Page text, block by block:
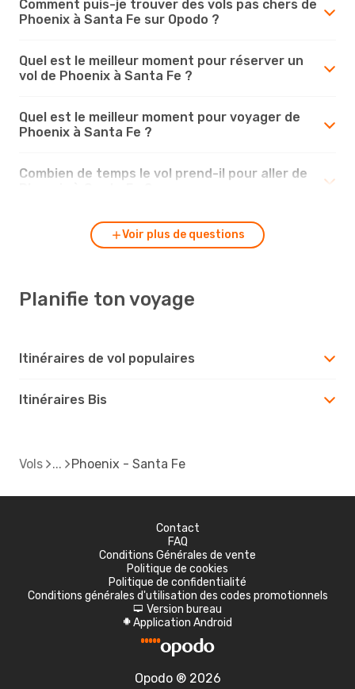
Comment puis-je trouver des vols pas chers de
Phoenix à Santa Fe sur Opodo ?
Quel est le meilleur moment pour réserver un
vol de Phoenix à Santa Fe ?
Quel est le meilleur moment pour voyager de
Phoenix à Santa Fe ?
Combien de temps le vol prend-il pour aller de
Voir plus de questions
Planifie ton voyage
Itinéraires de vol populaires
Itinéraires Bis
Vols Phoenix - Santa Fe
Contact
FAQ
Conditions Générales de vente
Politique de cookies
Politique de confidentialité
Conditions générales d'utilisation des codes promotionnels
d Version bureau
A Application Android
Opodo ® 2026